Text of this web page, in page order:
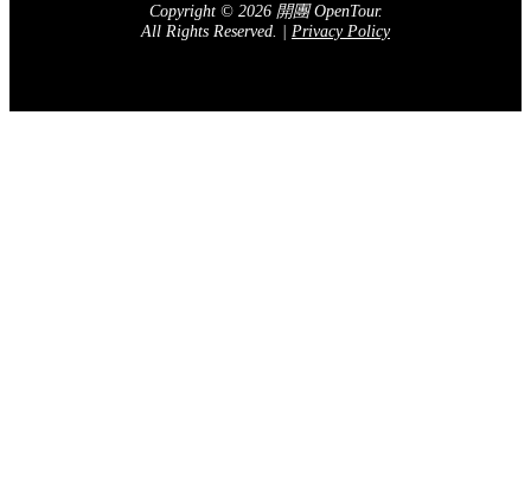
Copyright © 2026 開團 OpenTour.
All Rights Reserved.
Privacy Policy